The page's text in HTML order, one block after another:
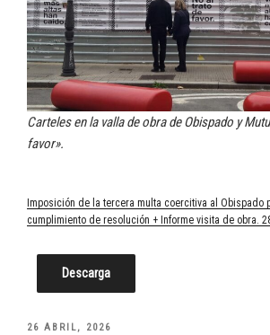
Carteles en la valla de obra de Obispado y
favor».
Imposición de la tercera multa coercitiva al Obispado
cumplimiento de resolución + Informe visita de obra.
Descarga
PUBLICADO
26 ABRIL, 2026